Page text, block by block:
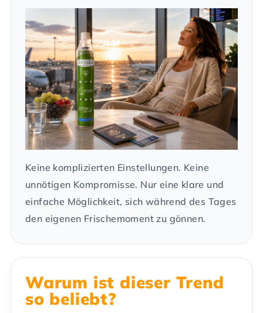
Keine komplizierten Einstellungen. Keine
unnötigen Kompromisse. Nur eine klare und
einfache Möglichkeit, sich während des Tages
den eigenen Frischemoment zu gönnen.
Warum ist dieser Trend
so beliebt?